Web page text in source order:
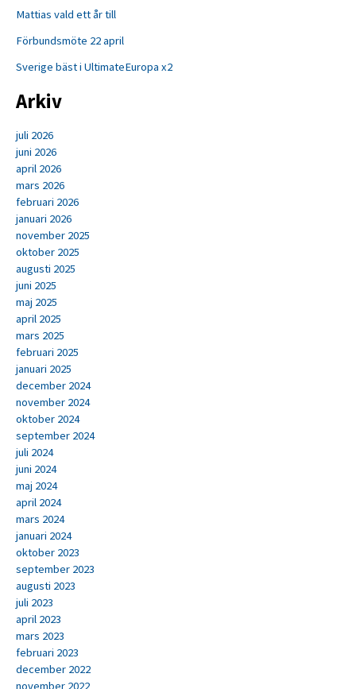
Mattias vald ett år till
Förbundsmöte 22 april
Sverige bäst i UltimateEuropa x2
Arkiv
juli 2026
juni 2026
april 2026
mars 2026
februari 2026
januari 2026
november 2025
oktober 2025
augusti 2025
juni 2025
maj 2025
april 2025
mars 2025
februari 2025
januari 2025
december 2024
november 2024
oktober 2024
september 2024
juli 2024
juni 2024
maj 2024
april 2024
mars 2024
januari 2024
oktober 2023
september 2023
augusti 2023
juli 2023
april 2023
mars 2023
februari 2023
december 2022
november 2022